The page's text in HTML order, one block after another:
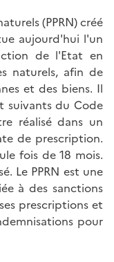
(PPRN) créé
aujourd'hui l'un
de l'Etat en
naturels, afin de
et des biens. Il
suivants du Code
réalisé dans un
de prescription.
fois de 18 mois.
Le PPRN est une
à des sanctions
prescriptions et
pour